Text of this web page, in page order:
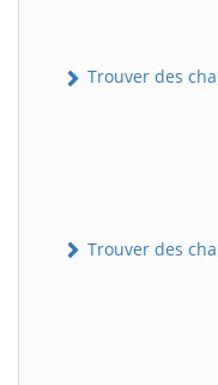
Trouver des
Trouver des